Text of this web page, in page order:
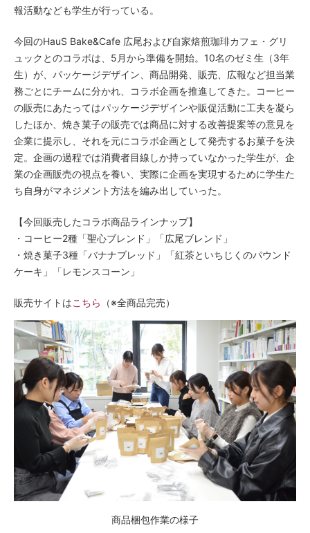
報活動なども学生が行っている。
今回のHauS Bake&Cafe 広尾および自家焙煎珈琲カフェ・グリ
ュックとのコラボは、5月から準備を開始。10名のゼミ生（3年
生）が、パッケージデザイン、商品開発、販売、広報など担当業
務ごとにチームに分かれ、コラボ企画を推進してきた。コーヒー
の販売にあたってはパッケージデザインや販促活動に工夫を凝ら
したほか、焼き菓子の販売では商品に対する改善提案等の意見を
企業に提示し、それを元にコラボ企画として発売するお菓子を決
定。企画の過程では消費者目線しか持っていなかった学生が、企
業の企画販売の視点を養い、実際に企画を実現するために学生た
ち自身がマネジメント方法を編み出していった。
【今回販売したコラボ商品ラインナップ】
・コーヒー2種「聖心ブレンド」「広尾ブレンド」
・焼き菓子3種「バナナブレッド」「紅茶といちじくのパウンド
ケーキ」「レモンスコーン」
販売サイトはこちら （※全商品完売）
商品梱包作業の様子